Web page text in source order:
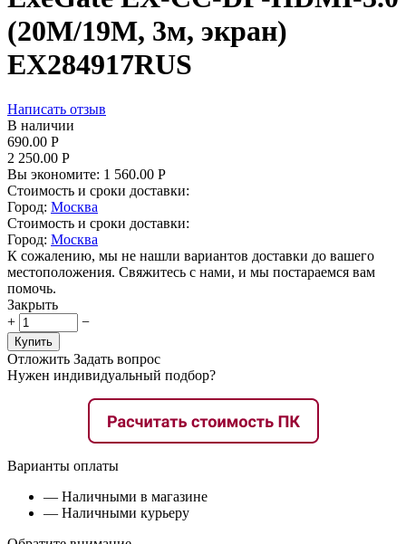
(20M/19M, 3м, экран)
EX284917RUS
Написать отзыв
В наличии
690.00 Р
2 250.00 Р
Вы экономите: 1 560.00 Р
Стоимость и сроки доставки:
Город: Москва
Стоимость и сроки доставки:
Город: Москва
К сожалению, мы не нашли вариантов доставки до вашего
местоположения. Свяжитесь с нами, и мы постараемся вам
помочь.
Закрыть
+
−
Купить
Отложить Задать вопрос
Нужен индивидуальный подбор?
Варианты оплаты
— Наличными в магазине
— Наличными курьеру